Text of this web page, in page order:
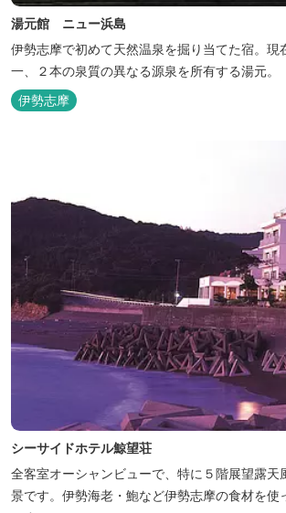
湯元館 ニュー浜島
伊勢志摩で初めて天然温泉を掘り当てた宿。現
一、２本の泉質の異なる源泉を所有する湯元。
伊勢志摩
シーサイドホテル鯨望荘
全客室オーシャンビューで、特に５階展望露天
景です。伊勢海老・鮑など伊勢志摩の食材を使